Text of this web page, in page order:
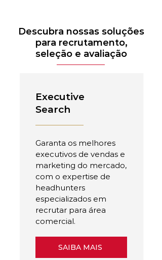
Descubra nossas soluções
para recrutamento,
seleção e avaliação
Executive
Search
Garanta os melhores
executivos de vendas e
marketing do mercado,
com o expertise de
headhunters
especializados em
recrutar para área
comercial.
SAIBA MAIS